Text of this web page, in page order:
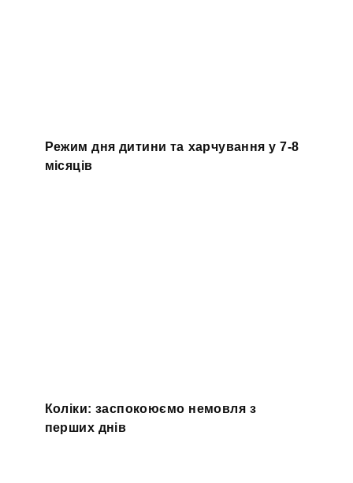
Режим дня дитини та харчування у 7-8
місяців
Коліки: заспокоюємо немовля з
перших днів